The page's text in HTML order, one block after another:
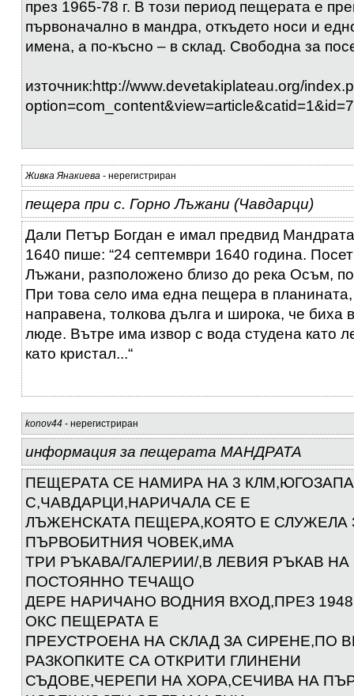
през 1965-78 г. В този период пещерата е
първоначално в мандра, откъдето носи и
имена, а по-късно – в склад. Свободна за
източник:http://www.devetakiplateau.org/
Живка Янакиева - нерегистриран
пещера при с. Горно Лъжани (Чавдарци)
Дали Петър Богдан е имал предвид
1640 пише: “24 септември 1640 година.
Лъжани, разположено близо до река Осъм,
При това село има една пещера в планината,
направена, толкова дълга и широка, че биха
люде. Вътре има извор с вода студена като
като кристал...“
konov44 - нерегистриран
информация за пещерата МАНДРАТА
ПЕЩЕРАТА СЕ НАМИРА НА 3
С,ЧАВДАРЦИ,НАРИЧАЛА СЕ Е
ЛЪЖЕНСКАТА ПЕЩЕРА,КОЯТО Е
ПЪРВОБИТНИЯ ЧОВЕК,иМА
ТРИ РЪКАВА/ГАЛЕРИИ/,В ЛЕВИЯ РЪКАВ
ПОСТОЯННО ТЕЧАЩО
ДЕРЕ НАРИЧАНО ВОДНИЯ ВХОД,ПРЕЗ
ОКС ПЕЩЕРАТА Е
ПРЕУСТРОЕНА НА СКЛАД ЗА СИРЕНЕ,ПО
РАЗКОПКИТЕ СА ОТКРИТИ ГЛИНЕНИ
СЪДОВЕ,ЧЕРЕПИ НА ХОРА,СЕЧИВА НА